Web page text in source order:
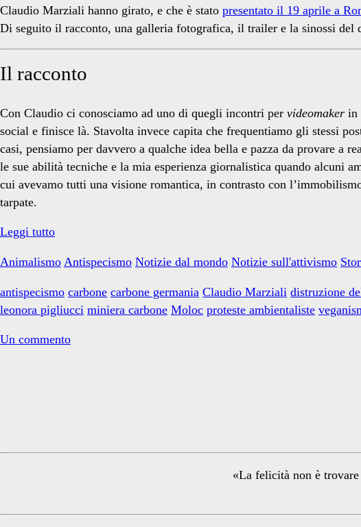
Claudio Marziali hanno girato, e che è stato presentato il 19 aprile a
Di seguito il racconto, una galleria fotografica, il trailer e la sinossi
Il racconto
Con Claudio ci conosciamo ad uno di quegli incontri per videomaker in
social e finisce là. Stavolta invece capita che frequentiamo gli stessi
casi, pensiamo per davvero a qualche idea bella e pazza da provare a
le sue abilità tecniche e la mia esperienza giornalistica quando alcuni
cui avevamo tutti una visione romantica, in contrasto con
tarpate.
Leggi tuttoHambach:
racconto
un
documentario
Animalismo Antispecismo Notizie dal mondo Notizie sull'attivismo
antispecismo carbone carbone germania Claudio Marziali distruzione
leonora pigliucci miniera carbone Moloc proteste ambientaliste
Un commento
Sidebar
«La felicità non è